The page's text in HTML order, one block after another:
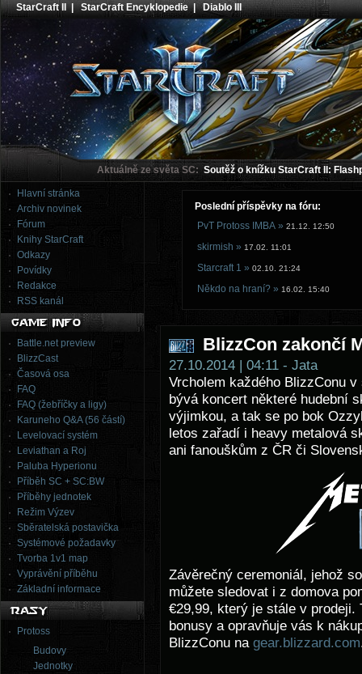
StarCraft II |StarCraft Encyklopedie|Diablo III
Aktuálně ze světa SC: Soutěž o knížku StarCraft II:
Hlavní stránka
Archiv novinek
Fórum
Knihy StarCraft
Odkazy
Povídky
Redakce
RSS kanál
Battle.net preview
BlizzCast
Časová osa
FAQ
FAQ (žebříčky a ligy)
Karuneho Q&A (56 částí)
Levelovací systém
Leviathan a Roj
Paluba Hyperionu
Příběh SC + SC:BW
Příběhy jednotek
Režim Výzev
Sběratelská postavička
Systémové požadavky
Tvorba 1v1 map
Vyprávění příběhu
Základní informace
Protoss
Budovy
Jednotky
Poslední příspěvky na fóru:
PvT Protoss IMBA » 21.12. 12:50
skirmish » 17.02. 11:01
Starcraft 1 » 02.10. 21:24
Někdo na hraní? » 16.02. 15:40
BlizzCon zakončí
27.10.2014 | 04:11 - Jata
Vrcholem každého BlizzConu
bývá koncert některé hudební
výjimkou, a tak se po bok
letos zařadí i heavy metalová
ani fanouškům z ČR či
Závěrečný ceremoniál, jehož
můžete sledovat i z domova
€29,99, který je stále v prodeji.
bonusy a opravňuje vás k
BlizzConu na gear.blizzard.com